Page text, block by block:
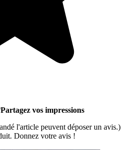
Partagez vos impressions
l'article peuvent déposer un avis.)
Donnez votre avis !